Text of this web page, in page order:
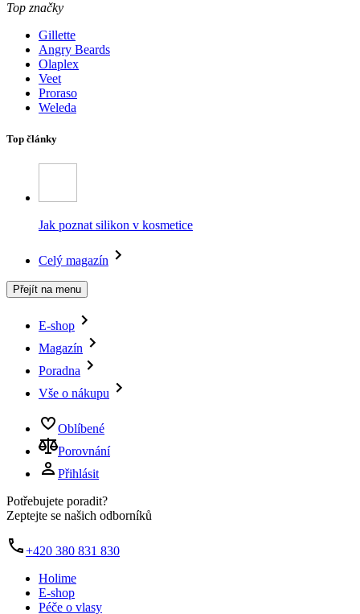
Top značky
Gillette
Angry Beards
Olaplex
Veet
Proraso
Weleda
Top články
Jak poznat silikon v kosmetice
Celý magazín
Přejít na menu
E-shop
Magazín
Poradna
Vše o nákupu
Oblíbené
Porovnání
Přihlásit
Potřebujete poradit?
Zeptejte se našich odborníků
+420 380 831 830
Holime
E-shop
Péče o vlasy